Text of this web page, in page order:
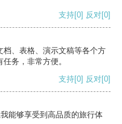
支持[0] 反对[0]
、表格、演示文稿等各个方
务，非常方便。
支持[0] 反对[0]
能够享受到高品质的旅行体